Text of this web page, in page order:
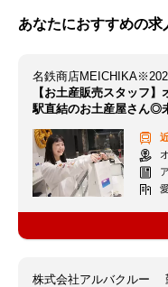
あなたにおすすめの求
名鉄商店
【お土産販売スタッフ
駅直結のお土産屋さん◎
株式会社アルバクルー